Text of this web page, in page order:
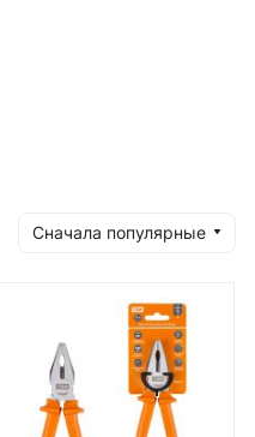
Сначала популярные